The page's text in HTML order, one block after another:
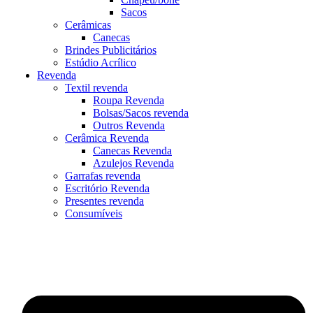
Sacos
Cerâmicas
Canecas
Brindes Publicitários
Estúdio Acrílico
Revenda
Textil revenda
Roupa Revenda
Bolsas/Sacos revenda
Outros Revenda
Cerâmica Revenda
Canecas Revenda
Azulejos Revenda
Garrafas revenda
Escritório Revenda
Presentes revenda
Consumíveis